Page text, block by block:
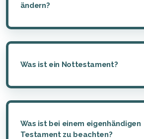
ändern?
Was ist ein Nottestament?
Was ist bei einem eigenhändigen
Testament zu beachten?